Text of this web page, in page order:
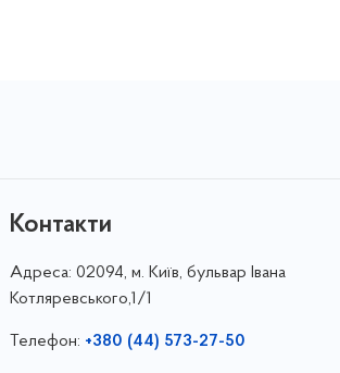
Контакти
Адреса: 02094, м. Київ, бульвар Івана
Котляревського,1/1
Телефон: +380 (44) 573-27-50